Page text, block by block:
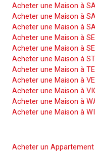
Acheter une Maison à
Acheter une Maison à
Acheter une Maison à
Acheter une Maison à
Acheter une Maison à
Acheter une Maison à ST
Acheter une Maison à
Acheter une Maison à
Acheter une Maison à
Acheter une Maison à
Acheter une Maison à
Acheter un Appartement